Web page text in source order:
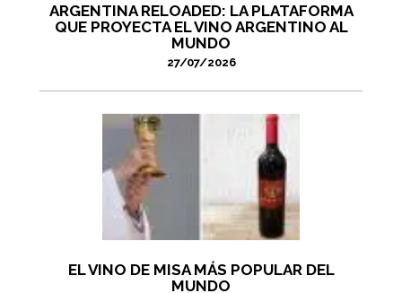
ARGENTINA RELOADED: LA PLATAFORMA
QUE PROYECTA EL VINO ARGENTINO AL
MUNDO
27/07/2026
EL VINO DE MISA MÁS POPULAR DEL
MUNDO